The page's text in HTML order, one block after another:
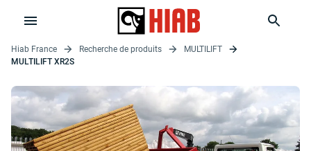
Hiab France Recherche de produits
MULTILIFT
MULTILIFT XR2S